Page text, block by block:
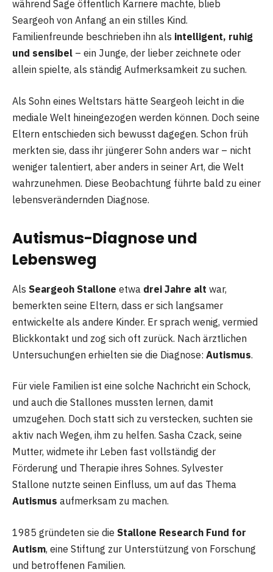
während Sage öffentlich Karriere machte, blieb
Seargeoh von Anfang an ein stilles Kind.
Familienfreunde beschrieben ihn als intelligent, ruhig
und sensibel – ein Junge, der lieber zeichnete oder
allein spielte, als ständig Aufmerksamkeit zu suchen.
Als Sohn eines Weltstars hätte Seargeoh leicht in die
mediale Welt hineingezogen werden können. Doch seine
Eltern entschieden sich bewusst dagegen. Schon früh
merkten sie, dass ihr jüngerer Sohn anders war – nicht
weniger talentiert, aber anders in seiner Art, die Welt
wahrzunehmen. Diese Beobachtung führte bald zu einer
lebensverändernden Diagnose.
Autismus-Diagnose und
Lebensweg
Als Seargeoh Stallone etwa drei Jahre alt war,
bemerkten seine Eltern, dass er sich langsamer
entwickelte als andere Kinder. Er sprach wenig, vermied
Blickkontakt und zog sich oft zurück. Nach ärztlichen
Untersuchungen erhielten sie die Diagnose: Autismus.
Für viele Familien ist eine solche Nachricht ein Schock,
und auch die Stallones mussten lernen, damit
umzugehen. Doch statt sich zu verstecken, suchten sie
aktiv nach Wegen, ihm zu helfen. Sasha Czack, seine
Mutter, widmete ihr Leben fast vollständig der
Förderung und Therapie ihres Sohnes. Sylvester
Stallone nutzte seinen Einfluss, um auf das Thema
Autismus aufmerksam zu machen.
1985 gründeten sie die Stallone Research Fund for
Autism, eine Stiftung zur Unterstützung von Forschung
und betroffenen Familien.